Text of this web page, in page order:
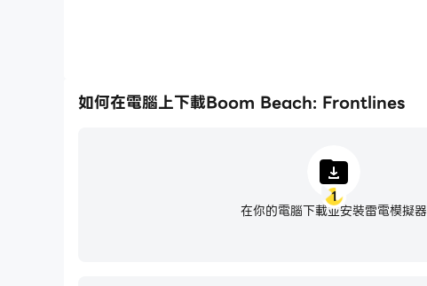
- 爭取控制可以幫助或阻礙您的團隊的動態地圖
如何在電腦上下載Boom Beach: Frontlines
1
在你的電腦下載並安裝雷電模擬器